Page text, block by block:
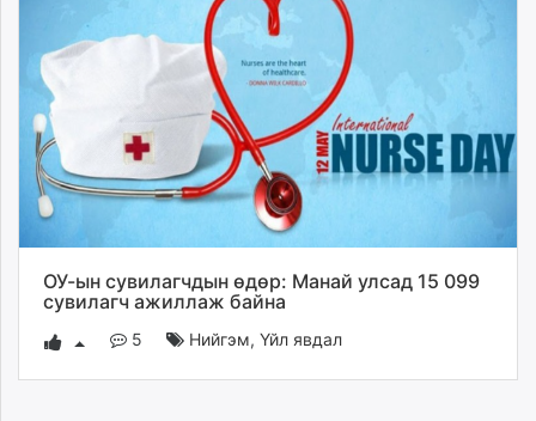
ОУ-ын сувилагчдын өдөр: Манай улсад 15 099
сувилагч ажиллаж байна
5 Нийгэм,Үйл явдал